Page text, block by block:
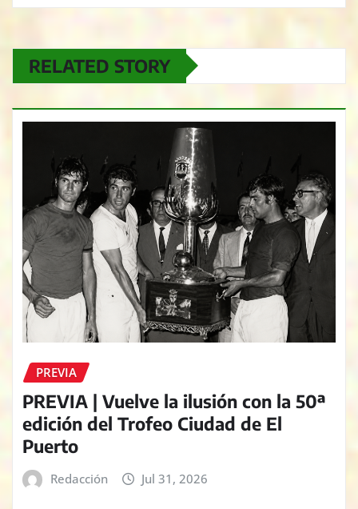
RELATED STORY
PREVIA
PREVIA | Vuelve la ilusión con la 50ª
edición del Trofeo Ciudad de El
Puerto
Redacción Jul 31, 2026